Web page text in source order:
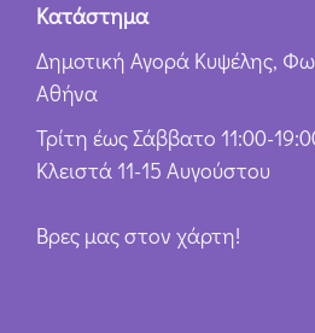
Κατάστημα
Δημοτική Αγορά Κυψέλης,
Αθήνα
Τρίτη έως Σάββατο 11:00-
Κλειστά 11-15 Αυγούστου
Βρες μας στον χάρτη!